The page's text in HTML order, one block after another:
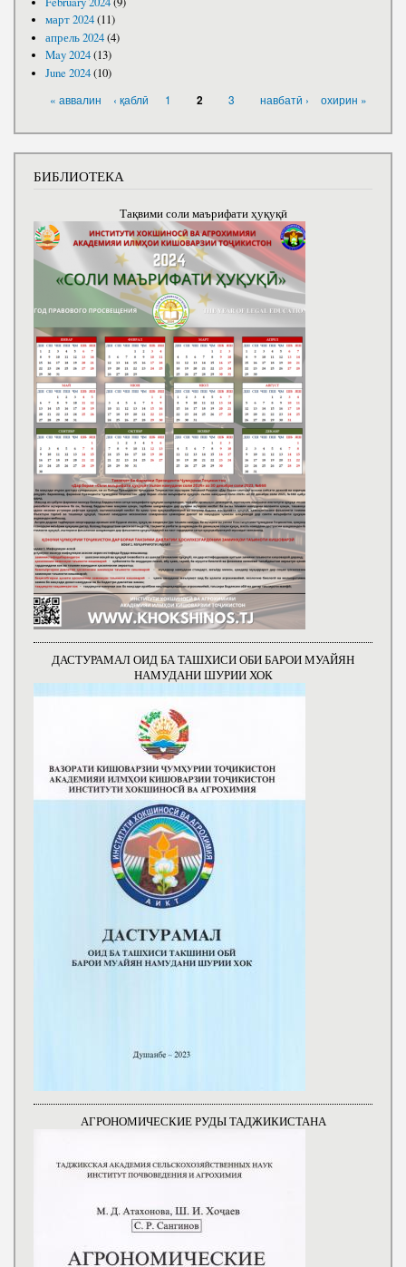
март 2024(11)
апрель 2024(4)
May 2024(13)
June 2024(10)
« аввалин ‹ қаблӣ 1 2 3 навбатӣ › охирин »
БИБЛИОТЕКА
Тақвими соли маърифати ҳуқуқӣ
ДАСТУРАМАЛ ОИД БА ТАШХИСИ ОБИ БАРОИ МУАЙЯН
НАМУДАНИ ШУРИИ ХОК
АГРОНОМИЧЕСКИЕ РУДЫ ТАДЖИКИСТАНА